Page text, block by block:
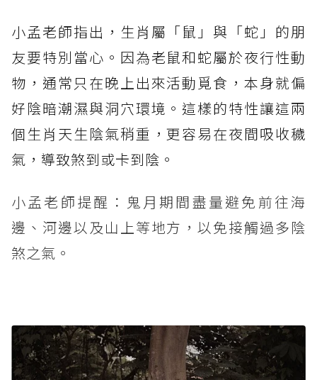
小孟老師指出，生肖屬「鼠」與「蛇」的朋
友要特別當心。因為老鼠和蛇屬於夜行性動
物，通常只在晚上出來活動覓食，本身就偏
好陰暗潮濕與洞穴環境。這樣的特性讓這兩
個生肖天生陰氣稍重，更容易在夜間吸收穢
氣，導致煞到或卡到陰。
小孟老師提醒：鬼月期間盡量避免前往海
邊、河邊以及山上等地方，以免接觸過多陰
煞之氣。